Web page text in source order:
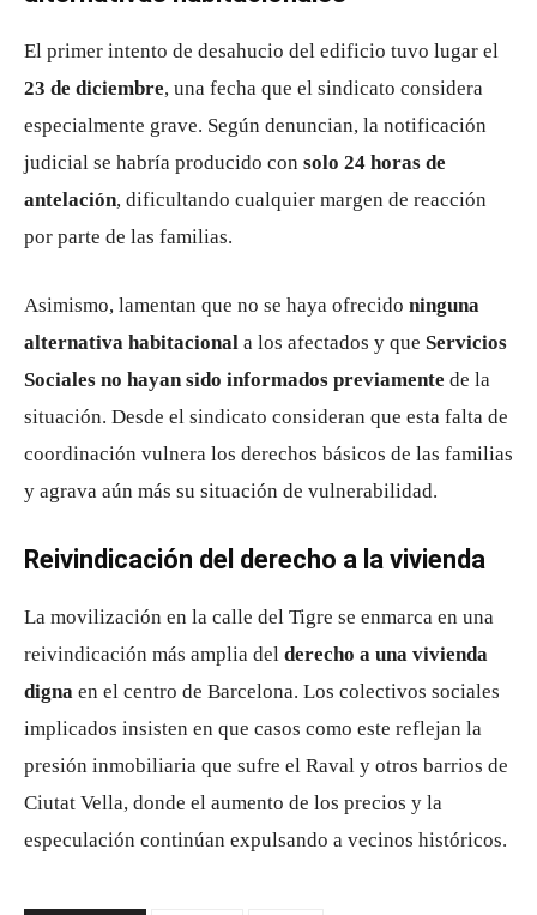
El primer intento de desahucio del edificio tuvo lugar el
23 de diciembre, una fecha que el sindicato considera
especialmente grave. Según denuncian, la notificación
judicial se habría producido con solo 24 horas de
antelación, dificultando cualquier margen de reacción
por parte de las familias.
Asimismo, lamentan que no se haya ofrecido ninguna
alternativa habitacional a los afectados y que Servicios
Sociales no hayan sido informados previamente de la
situación. Desde el sindicato consideran que esta falta de
coordinación vulnera los derechos básicos de las familias
y agrava aún más su situación de vulnerabilidad.
Reivindicación del derecho a la vivienda
La movilización en la calle del Tigre se enmarca en una
reivindicación más amplia del derecho a una vivienda
digna en el centro de Barcelona. Los colectivos sociales
implicados insisten en que casos como este reflejan la
presión inmobiliaria que sufre el Raval y otros barrios de
Ciutat Vella, donde el aumento de los precios y la
especulación continúan expulsando a vecinos históricos.